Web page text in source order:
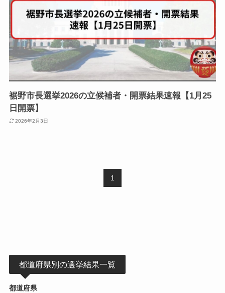
裾野市長選挙2026の立候補者・開票結果速報【1月25
日開票】
2026年2月3日
1
都道府県別の選挙結果一覧
都道府県